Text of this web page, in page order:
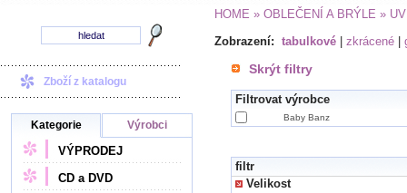
Zboží z katalogu
Kategorie Výrobci
VÝPRODEJ
CD a DVD
HOME » OBLEČENÍ A BRÝLE »
Zobrazení: tabulkové zkrácené
Skrýt filtry
Filtrovat výrobce
Baby Banz
filtr
Velikost